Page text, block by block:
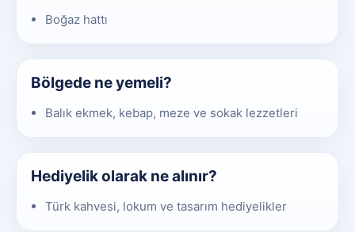
Boğaz hattı
Bölgede ne yemeli?
Balık ekmek, kebap, meze ve sokak lezzetleri
Hediyelik olarak ne alınır?
Türk kahvesi, lokum ve tasarım hediyelikler